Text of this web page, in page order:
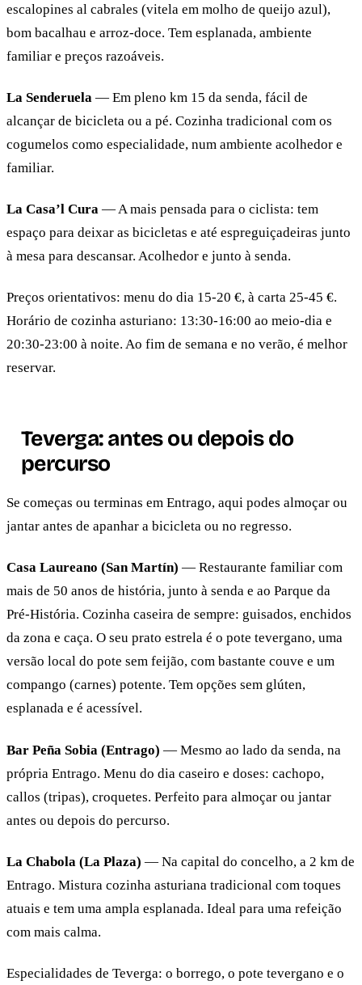
escalopines al cabrales (vitela em molho de queijo azul),
bom bacalhau e arroz-doce. Tem esplanada, ambiente
familiar e preços razoáveis.
La Senderuela — Em pleno km 15 da senda, fácil de
alcançar de bicicleta ou a pé. Cozinha tradicional com os
cogumelos como especialidade, num ambiente acolhedor e
familiar.
La Casa’l Cura — A mais pensada para o ciclista: tem
espaço para deixar as bicicletas e até espreguiçadeiras junto
à mesa para descansar. Acolhedor e junto à senda.
Preços orientativos: menu do dia 15-20 €, à carta 25-45 €.
Horário de cozinha asturiano: 13:30-16:00 ao meio-dia e
20:30-23:00 à noite. Ao fim de semana e no verão, é melhor
reservar.
Teverga: antes ou depois do
percurso
Se começas ou terminas em Entrago, aqui podes almoçar ou
jantar antes de apanhar a bicicleta ou no regresso.
Casa Laureano (San Martín) — Restaurante familiar com
mais de 50 anos de história, junto à senda e ao Parque da
Pré-História. Cozinha caseira de sempre: guisados, enchidos
da zona e caça. O seu prato estrela é o pote tevergano, uma
versão local do pote sem feijão, com bastante couve e um
compango (carnes) potente. Tem opções sem glúten,
esplanada e é acessível.
Bar Peña Sobia (Entrago) — Mesmo ao lado da senda, na
própria Entrago. Menu do dia caseiro e doses: cachopo,
callos (tripas), croquetes. Perfeito para almoçar ou jantar
antes ou depois do percurso.
La Chabola (La Plaza) — Na capital do concelho, a 2 km de
Entrago. Mistura cozinha asturiana tradicional com toques
atuais e tem uma ampla esplanada. Ideal para uma refeição
com mais calma.
Especialidades de Teverga: o borrego, o pote tevergano e o